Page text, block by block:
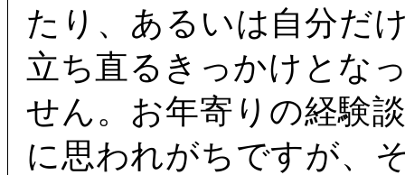
たり、あるいは自分だ
立ち直るきっかけとな
せん。お年寄りの経験
に思われがちですが、